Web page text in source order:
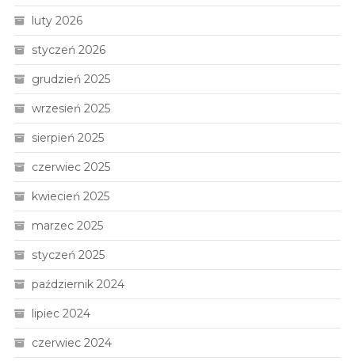
luty 2026
styczeń 2026
grudzień 2025
wrzesień 2025
sierpień 2025
czerwiec 2025
kwiecień 2025
marzec 2025
styczeń 2025
październik 2024
lipiec 2024
czerwiec 2024